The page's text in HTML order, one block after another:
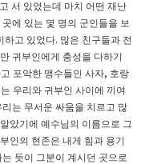
서 있었는데 마치 어떤 재난
에 있는 몇 명의 군인들을 보
하고 있었다. 많은 친구들과 전
귀부인에게 충성을 다하기
포악한 맹수들인 사자, 호랑
우리와 귀부인 사이에 끼여
리는 무서운 싸움을 치르고 많
았기에 예수님의 이름으로 그
인의 현존은 내게 힘과 용기
듯이 그분이 계시던 곳으로